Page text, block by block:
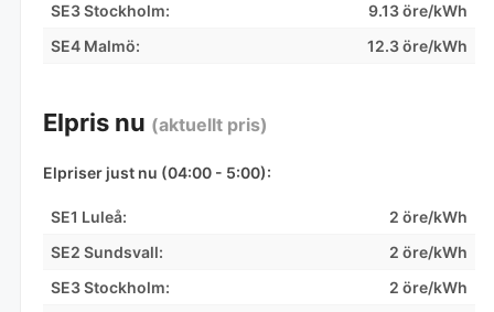
SE3 Stockholm:
9.13 öre/kWh
SE4 Malmö:
12.3 öre/kWh
Elpris nu (aktuellt pris)
Elpriser just nu (04:00 - 5:00):
SE1 Luleå:
2 öre/kWh
SE2 Sundsvall:
2 öre/kWh
SE3 Stockholm:
2 öre/kWh